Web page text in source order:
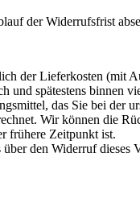
der Widerrufsfrist
der Lieferkosten (mit
spätestens binnen
das Sie bei der
Wir können die
frühere Zeitpunkt ist.
den Widerruf dieses